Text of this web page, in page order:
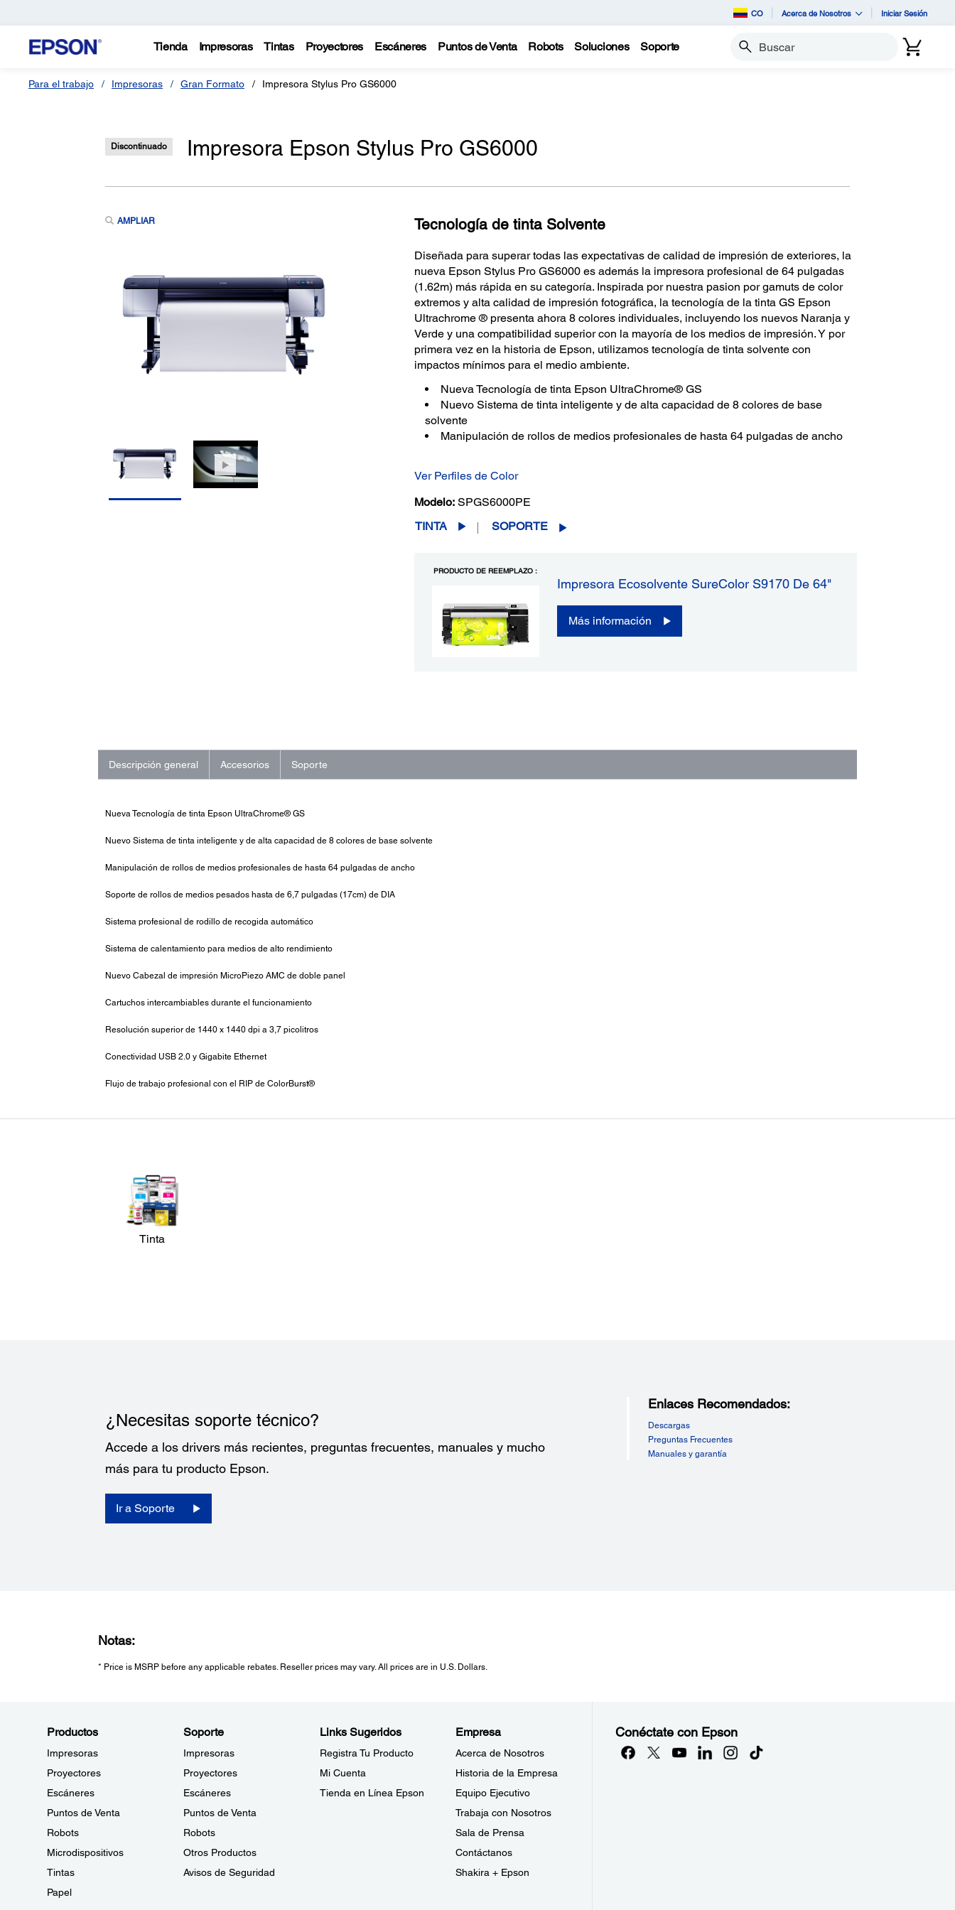
CO Acerca de Nosotros Iniciar Sesión
Tienda Impresoras Tintas Proyectores Escáneres Puntos de Venta Robots Soluciones Soporte Buscar
Para el trabajo Impresoras Gran Formato Impresora Stylus Pro GS6000
Discontinuado Impresora Epson Stylus Pro GS6000
AMPLIAR Tecnología de tinta Solvente
Diseñada para superar todas las expectativas de calidad de impresión de exteriores, la
nueva Epson Stylus Pro GS6000 es además la impresora profesional de 64 pulgadas
(1.62m) más rápida en su categoría. Inspirada por nuestra pasion por gamuts de color
extremos y alta calidad de impresión fotográfica, la tecnología de la tinta GS Epson
Ultrachrome ® presenta ahora 8 colores individuales, incluyendo los nuevos Naranja y
Verde y una compatibilidad superior con la mayoría de los medios de impresión. Y por
primera vez en la historia de Epson, utilizamos tecnología de tinta solvente con
impactos mínimos para el medio ambiente.
Nueva Tecnología de tinta Epson UltraChrome® GS
Nuevo Sistema de tinta inteligente y de alta capacidad de 8 colores de base
solvente
Manipulación de rollos de medios profesionales de hasta 64 pulgadas de ancho
Ver Perfiles de Color
Modelo: SPGS6000PE
TINTA
SOPORTE
PRODUCTO DE REEMPLAZO :
Impresora Ecosolvente SureColor S9170 De 64"
Más información
Descripción general Accesorios Soporte
Nueva Tecnología de tinta Epson UltraChrome® GS
Nuevo Sistema de tinta inteligente y de alta capacidad de 8 colores de base solvente
Manipulación de rollos de medios profesionales de hasta 64 pulgadas de ancho
Soporte de rollos de medios pesados hasta de 6,7 pulgadas (17cm) de DIA
Sistema profesional de rodillo de recogida automático
Sistema de calentamiento para medios de alto rendimiento
Nuevo Cabezal de impresión MicroPiezo AMC de doble panel
Cartuchos intercambiables durante el funcionamiento
Resolución superior de 1440 x 1440 dpi a 3,7 picolitros
Conectividad USB 2.0 y Gigabite Ethernet
Flujo de trabajo profesional con el RIP de ColorBurst®
Tinta
¿Necesitas soporte técnico?
Accede a los drivers más recientes, preguntas frecuentes, manuales y mucho
más para tu producto Epson.
Ir a Soporte
Enlaces Recomendados:
Descargas
Preguntas Frecuentes
Manuales y garantía
Notas:
* Price is MSRP before any applicable rebates. Reseller prices may vary. All prices are in U.S. Dollars.
Productos
Impresoras
Proyectores
Escáneres
Puntos de Venta
Robots
Microdispositivos
Tintas
Papel
Soporte
Impresoras
Proyectores
Escáneres
Puntos de Venta
Robots
Otros Productos
Avisos de Seguridad
Links Sugeridos
Registra Tu Producto
Mi Cuenta
Tienda en Línea Epson
Empresa
Acerca de Nosotros
Historia de la Empresa
Equipo Ejecutivo
Trabaja con Nosotros
Sala de Prensa
Contáctanos
Shakira + Epson
Conéctate con Epson